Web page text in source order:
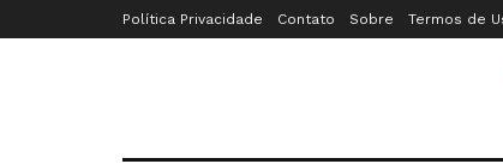
Política Privacidade Contato Sobre Termos de